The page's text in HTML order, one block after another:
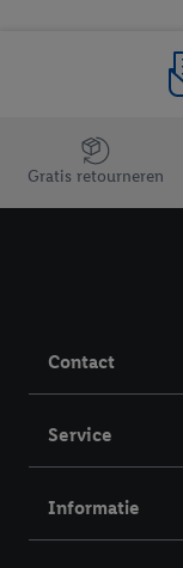
Jouw voordelen bij
Gratis retourneren
Contact
Service
Informatie